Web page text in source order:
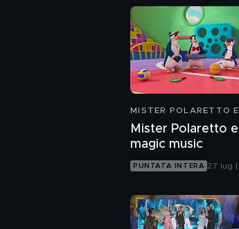
MISTER POLARETTO
Mister Polaretto e
magic music
PUNTATA INTERA 27 lug |